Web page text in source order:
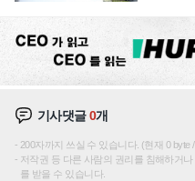
기사댓글0개
200자까지 쓰실 수 있습니다. (현재 0 byte
저작권 등 다른 사람의 권리를 침해하거
를 받을 수 있습니다.